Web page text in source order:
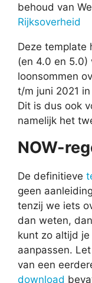
behoud van
Rijksoverheid
Deze template
(en 4.0 en 5.0)
loonsommen
t/m juni 2021
Dit is dus ook
namelijk het
NOW-
De definitieve
geen
tenzij we iets
dan weten,
kunt zo altijd
aanpassen.
van een
download